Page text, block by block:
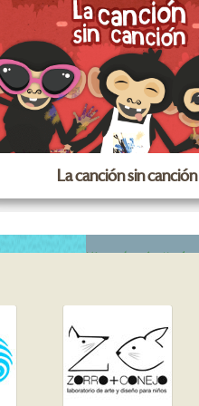
La canción sin canción